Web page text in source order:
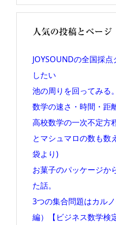
人気の投稿とページ
JOYSOUNDの全国採
したい
池の周りを回ってみる
数学の速さ・時間・距
高校数学の一次不定方
とマシュマロの数も数
袋より)
お菓子のパッケージか
た話。
3つの集合問題はカル
編）【ビジネス数学検